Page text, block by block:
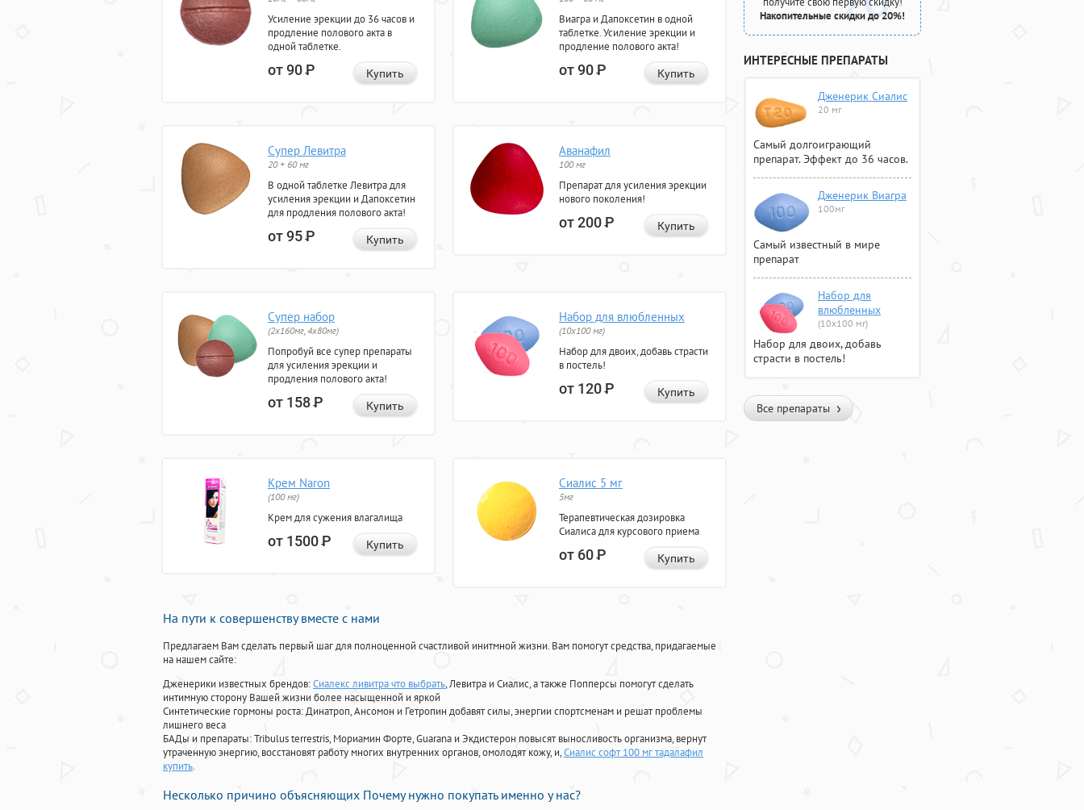
Усиление эрекции до 36 часов и
продление полового акта в
одной таблетке.
от 90Р Купить
Виагра и Дапоксетин в одной
таблетке. Усиление эрекции и
продление полового акта!
от 90Р Купить
Супер Левитра
20 + 60 мг
В одной таблетке Левитра для
усиления эрекции и Дапоксетин
для продления полового акта!
от 95Р Купить
Аванафил
100 мг
Препарат для усиления эрекции
нового поколения!
от 200Р Купить
Супер набор
(2х160мг, 4х80мг)
Попробуй все супер препараты
для усиления эрекции и
продления полового акта!
от 158Р Купить
Набор для влюбленных
(10х100 мг)
Набор для двоих, добавь страсти
в постель!
от 120Р Купить
Крем Naron
(100 мг)
Крем для сужения влагалища
от 1500Р Купить
Сиалис 5 мг
5мг
Терапевтическая дозировка
Сиалиса для курсового приема
от 60Р Купить
На пути к совершенству вместе с нами
Предлагаем Вам сделать первый шаг для полноценной счастливой инитмной жизни. Вам помогут средства, придагаемые
на нашем сайте:
Дженерики известных брендов:Сиалекс ливитра что выбрать, Левитра и Сиалис, а также Попперсы помогут сделать
интимную сторону Вашей жизни более насыщенной и яркой
Синтетические гормоны роста: Динатроп, Ансомон и Гетропин добавят силы, энергии спортсменам и решат проблемы
лишнего веса
БАДы и препараты:Tribulus terrestris, Мориамин Форте, Guarana и Экдистерон повысят выносливость организма, вернут
утраченную энергию, восстановят работу многих внутренних органов, омолодят кожу, и,Сиалис софт 100 мг тадалафил
купить.
Несколько причино объясняющих Почему нужно покупать именно у нас?
Накопительные скидки до 20%!
ИНТЕРЕСНЫЕ ПРЕПАРАТЫ
Дженерик Сиалис
20 мг
Самый долгоиграющий
препарат. Эффект до 36 часов.
Дженерик Виагра
100мг
Самый известный в мире
препарат
Набор для
влюбленных
(10х100 мг)
Набор для двоих, добавь
страсти в постель!
Все препараты